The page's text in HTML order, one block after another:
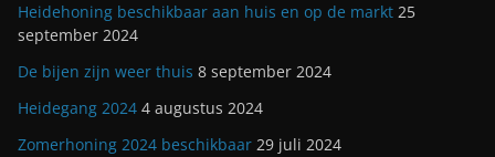
Heidehoning beschikbaar aan huis en op de markt 25
september 2024
De bijen zijn weer thuis 8 september 2024
Heidegang 2024 4 augustus 2024
Zomerhoning 2024 beschikbaar 29 juli 2024